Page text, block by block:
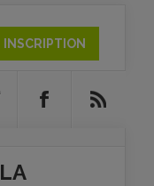
INSCRIPTION
LA